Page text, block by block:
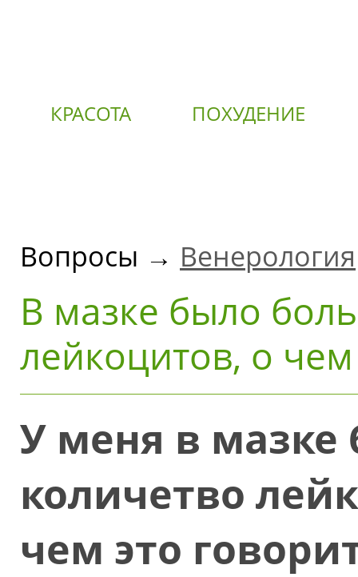
КРАСОТА ПОХУДЕНИЕ
Вопросы → Венерология
В мазке было
лейкоцитов, о чем
У меня в
количетво
чем это